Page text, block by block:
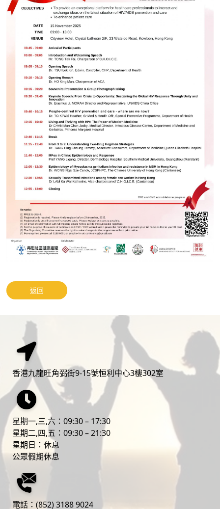
返回
香港九龍旺角弼街9-15號恒利中心3樓302室
星期一,三,六：09:30 – 17:30
‎星期二,四,五：09:30 – 21:30
‎星期日：休息
公眾假期休息
電話：(852) 3188 9024